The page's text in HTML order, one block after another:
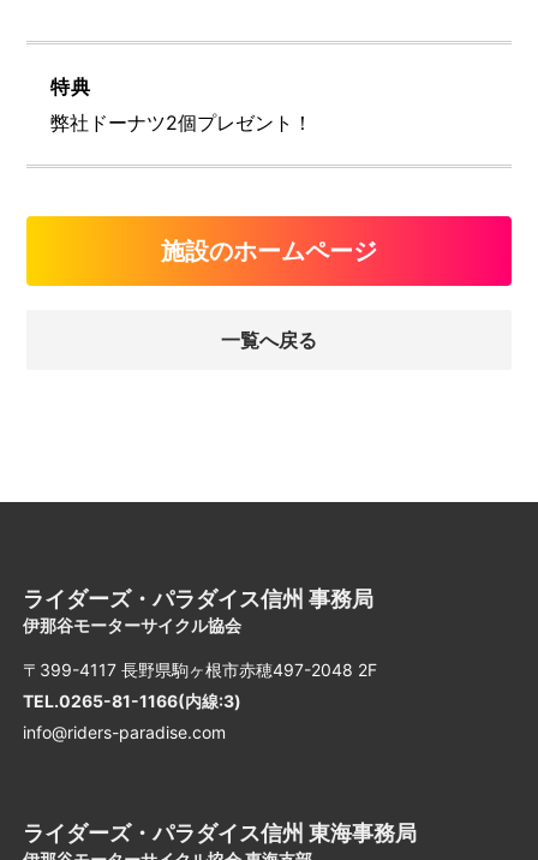
特典
弊社ドーナツ2個プレゼント！
施設のホームページ
一覧へ戻る
ライダーズ・パラダイス信州 事務局
伊那谷モーターサイクル協会
〒399-4117 長野県駒ヶ根市赤穂497-2048 2F
TEL.0265-81-1166(内線:3)
info@riders-paradise.com
ライダーズ・パラダイス信州 東海事務局